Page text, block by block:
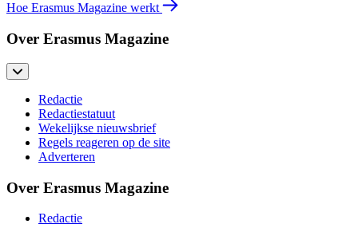
Hoe Erasmus Magazine werkt
Over Erasmus Magazine
Redactie
Redactiestatuut
Wekelijkse nieuwsbrief
Regels reageren op de site
Adverteren
Over Erasmus Magazine
Redactie